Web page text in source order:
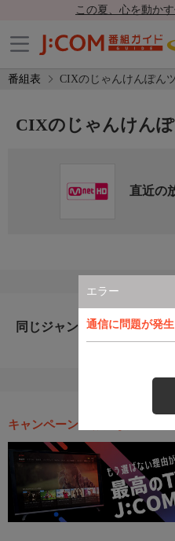
この夏、心を動か
番組表 CIXのじゃんけんぽん
エラー
通信に問題が発
CIXのじゃんけん
直近の
同じジャンルのおすすめ番
キャンペーン・お得な情報